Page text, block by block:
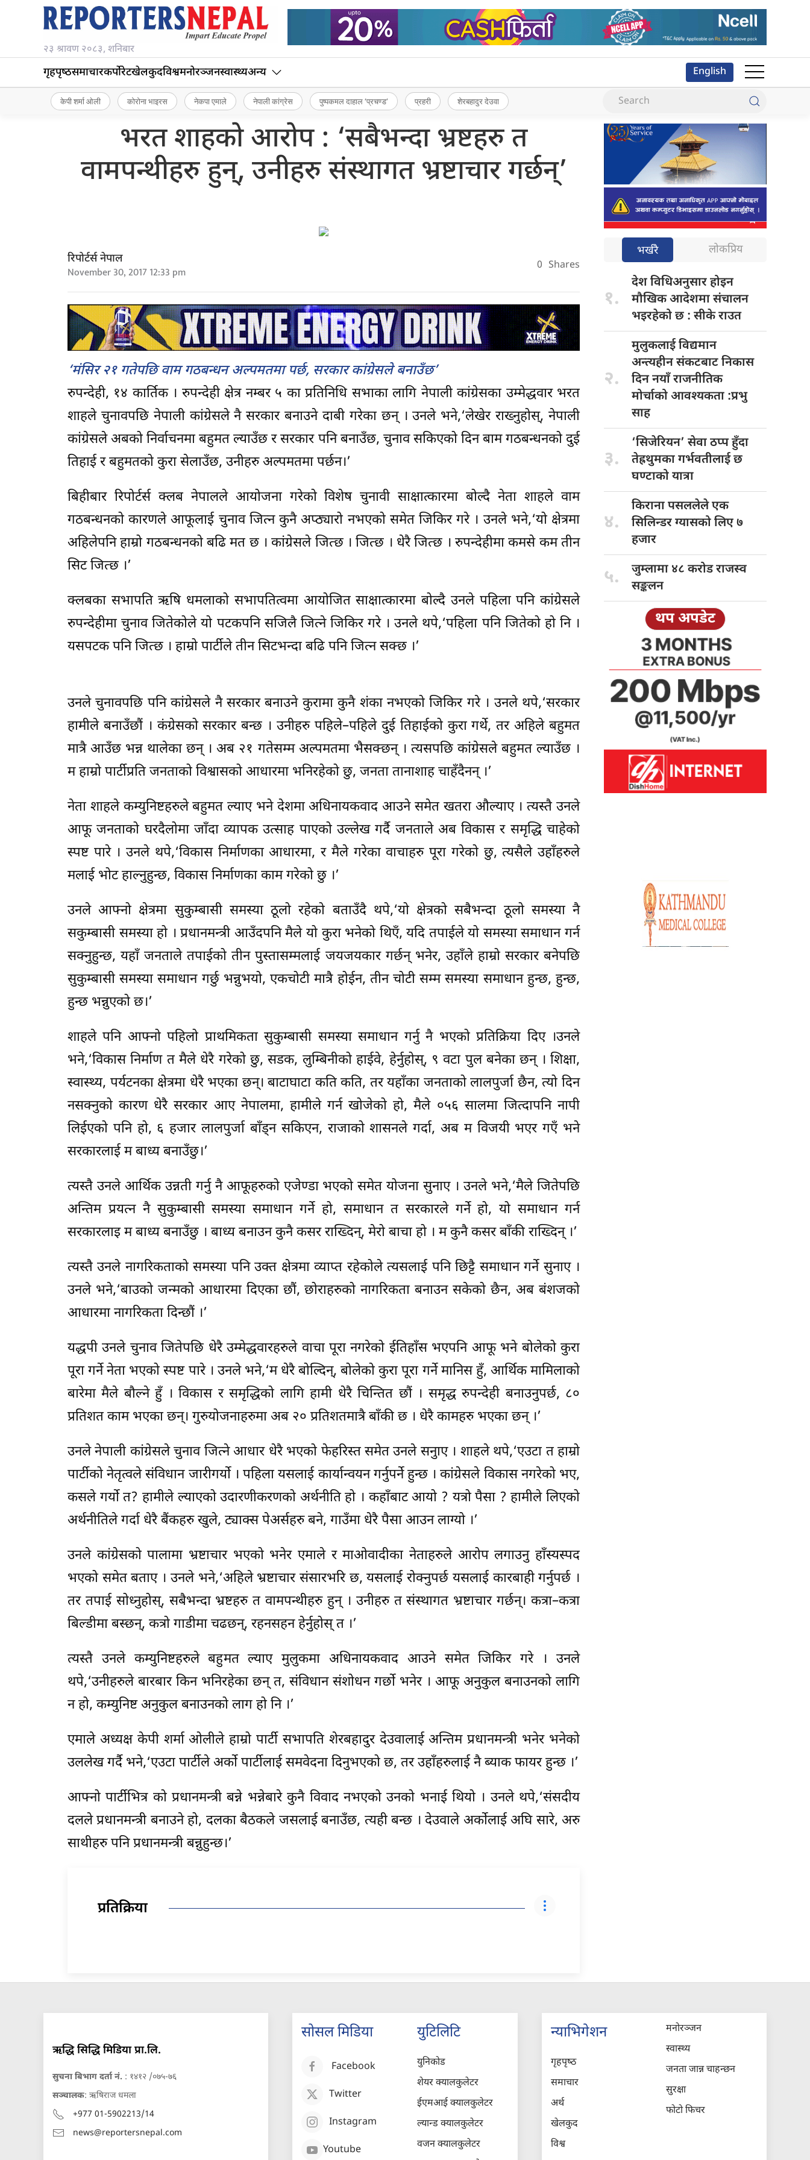
२३ श्रावण २०८३, शनिबार
गृहपृष्‍ठसमाचारकर्पोरेटखेलकुदविश्वमनोरञ्जनस्वास्थ्यअन्य English
केपी शर्मा ओली कोरोना भाइरस नेकपा एमाले नेपाली कांग्रेस पुष्पकमल दाहाल ‘प्रचण्ड’ प्रहरी शेरबहादुर देउवा
भरत शाहको आरोप : ‘सबैभन्दा भ्रष्टहरु त
वामपन्थीहरु हुन्, उनीहरु संस्थागत भ्रष्टाचार गर्छन्’
रिपोर्टर्स नेपाल
November 30, 2017 12:33 pm 0 Shares
‘मंसिर २१ गतेपछि वाम गठबन्धन अल्पमतमा पर्छ, सरकार कांग्रेसले बनाउँछ’
रुपन्देही, १४ कार्तिक । रुपन्देही क्षेत्र नम्बर ५ का प्रतिनिधि सभाका लागि नेपाली कांग्रेसका उम्मेद्धवार भरत
शाहले चुनावपछि नेपाली कांग्रेसले नै सरकार बनाउने दाबी गरेका छन् । उनले भने,‘लेखेर राख्नुहोस्, नेपाली
कांग्रेसले अबको निर्वाचनमा बहुमत ल्याउँछ र सरकार पनि बनाउँछ, चुनाव सकिएको दिन बाम गठबन्धनको दुई
तिहाई र बहुमतको कुरा सेलाउँछ, उनीहरु अल्पमतमा पर्छन।’
बिहीबार रिपोर्टर्स क्लब नेपालले आयोजना गरेको विशेष चुनावी साक्षात्कारमा बोल्दै नेता शाहले वाम
गठबन्धनको कारणले आफूलाई चुनाव जित्न कुनै अप्ठ्यारो नभएको समेत जिकिर गरे । उनले भने,‘यो क्षेत्रमा
अहिलेपनि हाम्रो गठबन्धनको बढि मत छ । कांग्रेसले जित्छ । जित्छ । धेरै जित्छ । रुपन्देहीमा कमसे कम तीन
सिट जित्छ ।’
क्लबका सभापति ऋषि धमलाको सभापतित्वमा आयोजित साक्षात्कारमा बोल्दै उनले पहिला पनि कांग्रेसले
रुपन्देहीमा चुनाव जितेकोले यो पटकपनि सजिलै जित्ने जिकिर गरे । उनले थपे,‘पहिला पनि जितेको हो नि ।
यसपटक पनि जित्छ । हाम्रो पार्टीले तीन सिटभन्दा बढि पनि जित्न सक्छ ।’
उनले चुनावपछि पनि कांग्रेसले नै सरकार बनाउने कुरामा कुनै शंका नभएको जिकिर गरे । उनले थपे,‘सरकार
हामीले बनाउँछौं । कंग्रेसको सरकार बन्छ । उनीहरु पहिले–पहिले दुई तिहाईको कुरा गर्थे, तर अहिले बहुमत
मात्रै आउँछ भन्न थालेका छन् । अब २१ गतेसम्म अल्पमतमा भैसक्छन् । त्यसपछि कांग्रेसले बहुमत ल्याउँछ ।
म हाम्रो पार्टीप्रति जनताको विश्वासको आधारमा भनिरहेको छु, जनता तानाशाह चाहँदैनन् ।’
नेता शाहले कम्युनिष्टहरुले बहुमत ल्याए भने देशमा अधिनायकवाद आउने समेत खतरा औल्याए । त्यस्तै उनले
आफू जनताको घरदैलोमा जाँदा व्यापक उत्साह पाएको उल्लेख गर्दै जनताले अब विकास र समृद्धि चाहेको
स्पष्ट पारे । उनले थपे,‘विकास निर्माणका आधारमा, र मैले गरेका वाचाहरु पूरा गरेको छु, त्यसैले उहाँहरुले
मलाई भोट हाल्नुहुन्छ, विकास निर्माणका काम गरेको छु ।’
उनले आफ्नो क्षेत्रमा सुकुम्बासी समस्या ठूलो रहेको बताउँदै थपे,‘यो क्षेत्रको सबैभन्दा ठूलो समस्या नै
सकुम्बासी समस्या हो । प्रधानमन्त्री आउँदपनि मैले यो कुरा भनेको थिएँ, यदि तपाईले यो समस्या समाधान गर्न
सक्नुहुन्छ, यहाँ जनताले तपाईको तीन पुस्तासम्मलाई जयजयकार गर्छन् भनेर, उहाँले हाम्रो सरकार बनेपछि
सुकुम्बासी समस्या समाधान गर्छु भन्नुभयो, एकचोटी मात्रै होईन, तीन चोटी सम्म समस्या समाधान हुन्छ, हुन्छ,
हुन्छ भन्नुएको छ।’
शाहले पनि आफ्नो पहिलो प्राथमिकता सुकुम्बासी समस्या समाधान गर्नु नै भएको प्रतिक्रिया दिए ।उनले
भने,‘विकास निर्माण त मैले धेरै गरेको छु, सडक, लुम्बिनीको हाईवे, हेर्नुहोस्, ९ वटा पुल बनेका छन् । शिक्षा,
स्वास्थ्य, पर्यटनका क्षेत्रमा धेरै भएका छन्। बाटाघाटा कति कति, तर यहाँका जनताको लालपुर्जा छैन, त्यो दिन
नसक्नुको कारण धेरै सरकार आए नेपालमा, हामीले गर्न खोजेको हो, मैले ०५६ सालमा जित्दापनि नापी
लिईएको पनि हो, ६ हजार लालपुर्जा बाँड्न सकिएन, राजाको शासनले गर्दा, अब म विजयी भएर गएँ भने
सरकारलाई म बाध्य बनाउँछु।’
त्यस्तै उनले आर्थिक उन्नती गर्नु नै आफूहरुको एजेण्डा भएको समेत योजना सुनाए । उनले भने,‘मैले जितेपछि
अन्तिम प्रयत्न नै सुकुम्बासी समस्या समाधान गर्ने हो, समाधान त सरकारले गर्ने हो, यो समाधान गर्न
सरकारलाइ म बाध्य बनाउँछु । बाध्य बनाउन कुनै कसर राख्दिन्, मेरो बाचा हो । म कुनै कसर बाँकी राख्दिन् ।’
त्यस्तै उनले नागरिकताको समस्या पनि उक्त क्षेत्रमा व्याप्त रहेकोले त्यसलाई पनि छिट्टै समाधान गर्ने सुनाए ।
उनले भने,‘बाउको जन्मको आधारमा दिएका छौं, छोराहरुको नागरिकता बनाउन सकेको छैन, अब बंशजको
आधारमा नागरिकता दिन्छौं ।’
यद्धपी उनले चुनाव जितेपछि धेरै उम्मेद्धवारहरुले वाचा पूरा नगरेको ईतिहाँस भएपनि आफू भने बोलेको कुरा
पूरा गर्ने नेता भएको स्पष्ट पारे । उनले भने,‘म धेरै बोल्दिन्, बोलेको कुरा पूरा गर्ने मानिस हुँ, आर्थिक मामिलाको
बारेमा मैले बौल्ने हुँ । विकास र समृद्धिको लागि हामी धेरै चिन्तित छौं । समृद्ध रुपन्देही बनाउनुपर्छ, ८०
प्रतिशत काम भएका छन्। गुरुयोजनाहरुमा अब २० प्रतिशतमात्रै बाँकी छ । धेरै कामहरु भएका छन् ।’
उनले नेपाली कांग्रेसले चुनाव जित्ने आधार धेरै भएको फेहरिस्त समेत उनले सनुाए । शाहले थपे,‘एउटा त हाम्रो
पार्टीको नेतृत्वले संविधान जारीगर्यो । पहिला यसलाई कार्यान्वयन गर्नुपर्ने हुन्छ । कांग्रेसले विकास नगरेको भए,
कसले गर्यो त? हामीले ल्याएको उदारणीकरणको अर्थनीति हो । कहाँबाट आयो ? यत्रो पैसा ? हामीले लिएको
अर्थनीतिले गर्दा धेरै बैंकहरु खुले, ट्याक्स पेअर्सहरु बने, गाउँमा धेरै पैसा आउन लाग्यो ।’
उनले कांग्रेसको पालामा भ्रष्टाचार भएको भनेर एमाले र माओवादीका नेताहरुले आरोप लगाउनु हाँस्यस्पद
भएको समेत बताए । उनले भने,‘अहिले भ्रष्टाचार संसारभरि छ, यसलाई रोक्नुपर्छ यसलाई कारबाही गर्नुपर्छ ।
तर तपाई सोध्नुहोस्, सबैभन्दा भ्रष्टहरु त वामपन्थीहरु हुन् । उनीहरु त संस्थागत भ्रष्टाचार गर्छन्। कत्रा–कत्रा
बिल्डीमा बस्छन्, कत्रो गाडीमा चढछन्, रहनसहन हेर्नुहोस् त ।’
त्यस्तै उनले कम्युनिष्टहरुले बहुमत ल्याए मुलुकमा अधिनायकवाद आउने समेत जिकिर गरे । उनले
थपे,‘उनीहरुले बारबार किन भनिरहेका छन् त, संविधान संशोधन गर्छो भनेर । आफू अनुकुल बनाउनको लागि
न हो, कम्युनिष्ट अनुकुल बनाउनको लाग हो नि ।’
एमाले अध्यक्ष केपी शर्मा ओलीले हाम्रो पार्टी सभापति शेरबहादुर देउवालाई अन्तिम प्रधानमन्त्री भनेर भनेको
उललेख गर्दै भने,‘एउटा पार्टीले अर्को पार्टीलाई समवेदना दिनुभएको छ, तर उहाँहरुलाई नै ब्याक फायर हुन्छ ।’
आफ्नो पार्टीभित्र को प्रधानमन्त्री बन्ने भन्नेबारे कुनै विवाद नभएको उनको भनाई थियो । उनले थपे,‘संसदीय
दलले प्रधानमन्त्री बनाउने हो, दलका बैठकले जसलाई बनाउँछ, त्यही बन्छ । देउवाले अर्कोलाई अघि सारे, अरु
साथीहरु पनि प्रधानमन्त्री बन्नुहुन्छ।’
प्रतिक्रिया
भर्खरै लोकप्रिय
१.
देश विधिअनुसारहोइन
मौखिक आदेशमा संचालन
भइरहेको छ : सीके राउत
२.
मुलुकलाई विद्यमान
अन्त्यहीन संकटबाट निकास
दिन नयाँ राजनीतिक
मोर्चाको आवश्यकता :प्रभु
साह
३.
‘सिजेरियन’ सेवाठप्प हुँदा
तेह्रथुमका गर्भवतीलाई छ
घण्टाको यात्रा
४.
किराना पसललेलेएक
सिलिन्डर ग्यासको लिए ७
हजार
५. जुम्लामा ४८ करोड राजस्व
सङ्कलन
थप अपडेट
ऋद्धि सिद्धि मिडिया प्रा.लि.
सुचना बिभाग दर्ता नं. : १४१२ /०७५-७६
सञ्चालक: ऋषिराज धमला
+977 01-5902213/14
news@reportersnepal.com
सोसल मिडिया
Facebook
Twitter
Instagram
Youtube
युटिलिटि
युनिकोड
शेयर क्यालकुलेटर
ईएमआई क्यालकुलेटर
ल्यान्ड क्यालकुलेटर
वजन क्यालकुलेटर
न्याभिगेशन
गृहपृष्‍ठ
समाचार
अर्थ
खेलकुद
विश्व
मनोरञ्जन
स्वास्थ्य
जनता जान्न चाहन्छन
सुरक्षा
फोटो फिचर